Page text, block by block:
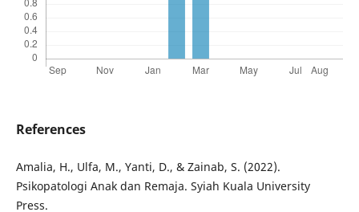
References
Amalia, H., Ulfa, M., Yanti, D., & Zainab, S. (2022).
Psikopatologi Anak dan Remaja. Syiah Kuala University
Press.